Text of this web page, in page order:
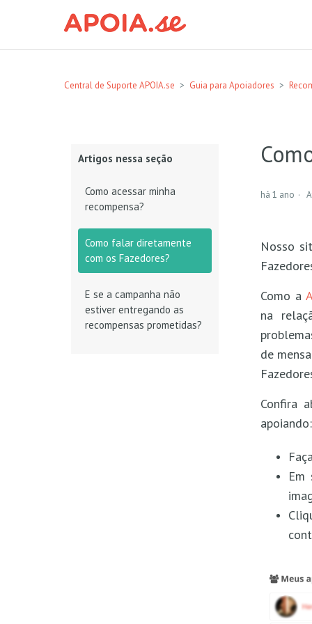
Central de Suporte APOIA.se Guia para Apoiadores
Artigos nessa seção
Como acessar minha
recompensa?
Como falar diretamente
com os Fazedores?
E se a campanha não
estiver entregando as
recompensas prometidas?
há 1 ano
Nosso
Como a
na
de
Confira
apoiando:
Em